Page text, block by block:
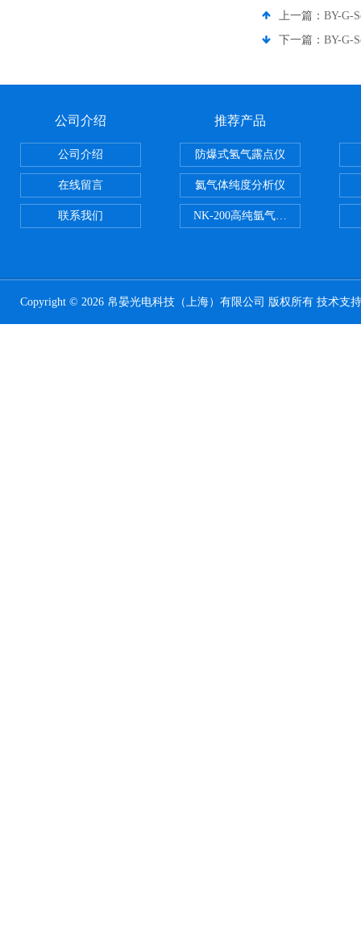
上一篇： BY-G-
下一篇： BY-G-
公司介绍
公司介绍
在线留言
联系我们
推荐产品
防爆式氢气露点仪
氦气体纯度分析仪
NK-200高纯氩气纯度分析仪
Copyright © 2026 帛晏光电科技（上海）有限公司 版权所有 技术支